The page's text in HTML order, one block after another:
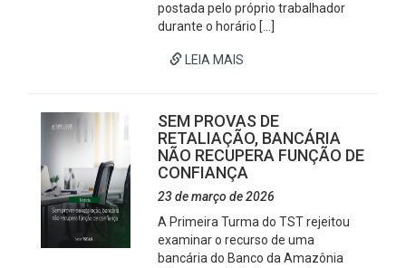
postada pelo próprio trabalhador
durante o horário […]
LEIA MAIS
SEM PROVAS DE
RETALIAÇÃO, BANCÁRIA
NÃO RECUPERA FUNÇÃO DE
CONFIANÇA
23 de março de 2026
A Primeira Turma do TST rejeitou
examinar o recurso de uma
bancária do Banco da Amazônia